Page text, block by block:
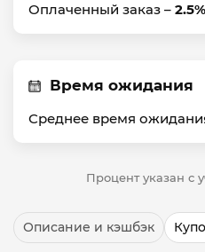
Оплаченный заказ – 2.5%
Время ожидания
Среднее время
Процент указан с
Описание и кэшбэк